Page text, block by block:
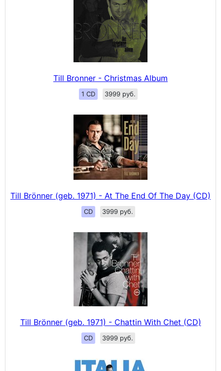
Till Bronner - Christmas Album
1 CD 3999 руб.
Till Brönner (geb. 1971) - At The End Of The Day (CD)
CD 3999 руб.
Till Brönner (geb. 1971) - Chattin With Chet (CD)
CD 3999 руб.